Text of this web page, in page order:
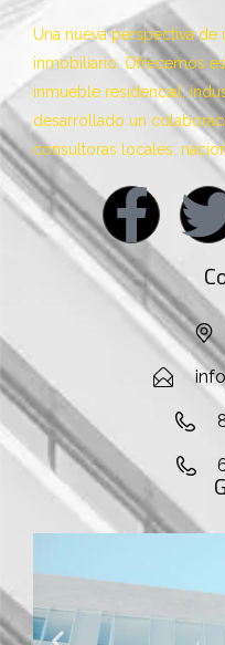
Una nueva perspectiva
inmobiliario. Ofrecemos
inmueble residencial,
desarrollado un
consultoras locales,